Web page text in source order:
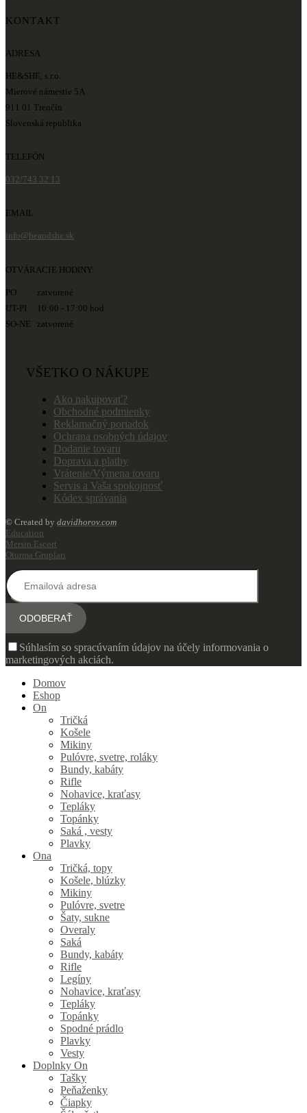
KONTAKT
ADRESA
HE&SHE, s.r.o.
Mierové námestie 5A
911 01 Trenčín
Slovenská republika
TELEFÓN
032/743 32 13
EMAIL
info@heandshe.sk
OTVÁRACIE HODINY:
PO zatvorené
UT-PI 10:00 - 17:00 hod
SO-NE zatvorené
VŠETKO O NÁKUPE
Ako nakupovať?
Obchodné podmienky
Reklamačný poriadok
Ochrana osobných údajov
Dodanie tovaru
Doprava a platby
Vrátenie/Výmena tovaru
Servis a Vaša spokojnosť
Kódex správania
© Created by davidhorov.com
Education
Mersin Escort
Oturma Grupları
Súhlasím so spracúvaním údajov na účely informovania o
marketingových akciách.
Domov
Eshop
On
Tričká
Košele
Mikiny
Pulóvre, svetre, roláky
Bundy, kabáty
Rifle
Nohavice, kraťasy
Tepláky
Topánky
Saká , vesty
Plavky
Ona
Tričká, topy
Košele, blúzky
Mikiny
Pulóvre, svetre
Šaty, sukne
Overaly
Saká
Bundy, kabáty
Rifle
Legíny
Nohavice, kraťasy
Tepláky
Topánky
Spodné prádlo
Plavky
Vesty
Doplnky On
Tašky
Peňaženky
Čiapky